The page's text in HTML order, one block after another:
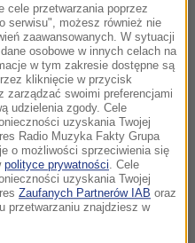
Europol, JIT (z ang.
forma
polegająca na
z dwóch lub kilku
poinformowała w
cele przetwarzania poprzez
serwisu", możesz również nie
zaawansowanych. W sytuacji
osobowe w innych celach na
w tym zakresie dostępne są
kliknięcie w przycisk
zarządzać swoimi preferencjami
udzielenia zgody. Cele
uzyskania Twojej
Radio Muzyka Fakty Grupa
o możliwości sprzeciwienia się
polityce prywatności. Cele
uzyskania Twojej
Zaufanych Partnerów IAB oraz
przetwarzaniu znajdziesz w